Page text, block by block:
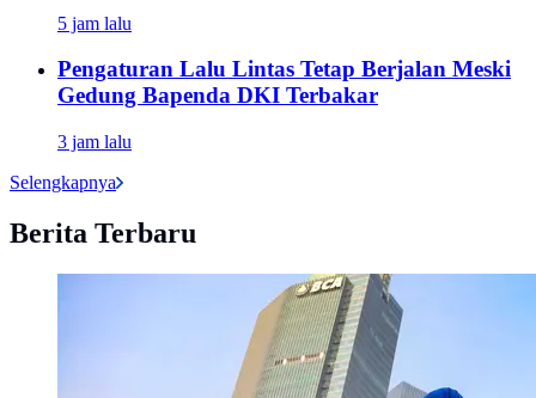
5 jam lalu
Pengaturan Lalu Lintas Tetap Berjalan Meski
Gedung Bapenda DKI Terbakar
3 jam lalu
Selengkapnya
Berita Terbaru